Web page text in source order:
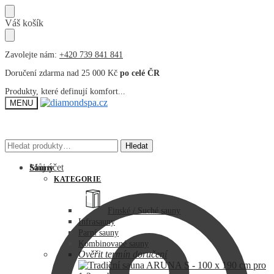
Přeskočit
na
navigaci
Přeskočit
na
obsah
Váš košík
Zavolejte nám: +420 739 841 841
Doručení zdarma nad 25 000 Kč po celé ČR
Produkty, které definují komfort...
MENU
Hledat: Hledat
Můj účet
Hledat: Hledat
Sauny
KATEGORIE
Finské / Suché sauny
Infrasauny
Parní sauny
Kombinované sauny
Ověřit termín doručení